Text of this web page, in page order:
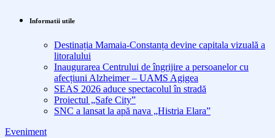
Informatii utile
Destinația Mamaia-Constanța devine capitala vizuală a
litoralului
Inaugurarea Centrului de îngrijire a persoanelor cu
afecțiuni Alzheimer – UAMS Agigea
SEAS 2026 aduce spectacolul în stradă
Proiectul „Safe City”
SNC a lansat la apă nava „Histria Elara”
Eveniment